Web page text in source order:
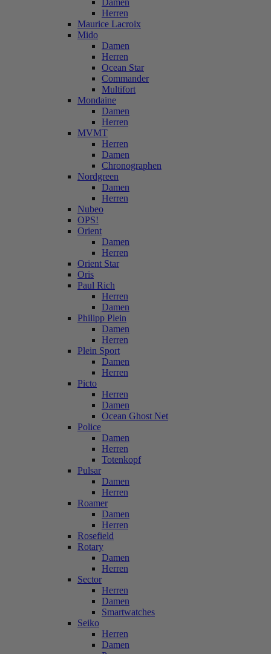
Damen
Herren
Maurice Lacroix
Mido
Damen
Herren
Ocean Star
Commander
Multifort
Mondaine
Damen
Herren
MVMT
Herren
Damen
Chronographen
Nordgreen
Damen
Herren
Nubeo
OPS!
Orient
Damen
Herren
Orient Star
Oris
Paul Rich
Herren
Damen
Philipp Plein
Damen
Herren
Plein Sport
Damen
Herren
Picto
Herren
Damen
Ocean Ghost Net
Police
Damen
Herren
Totenkopf
Pulsar
Damen
Herren
Roamer
Damen
Herren
Rosefield
Rotary
Damen
Herren
Sector
Herren
Damen
Smartwatches
Seiko
Herren
Damen